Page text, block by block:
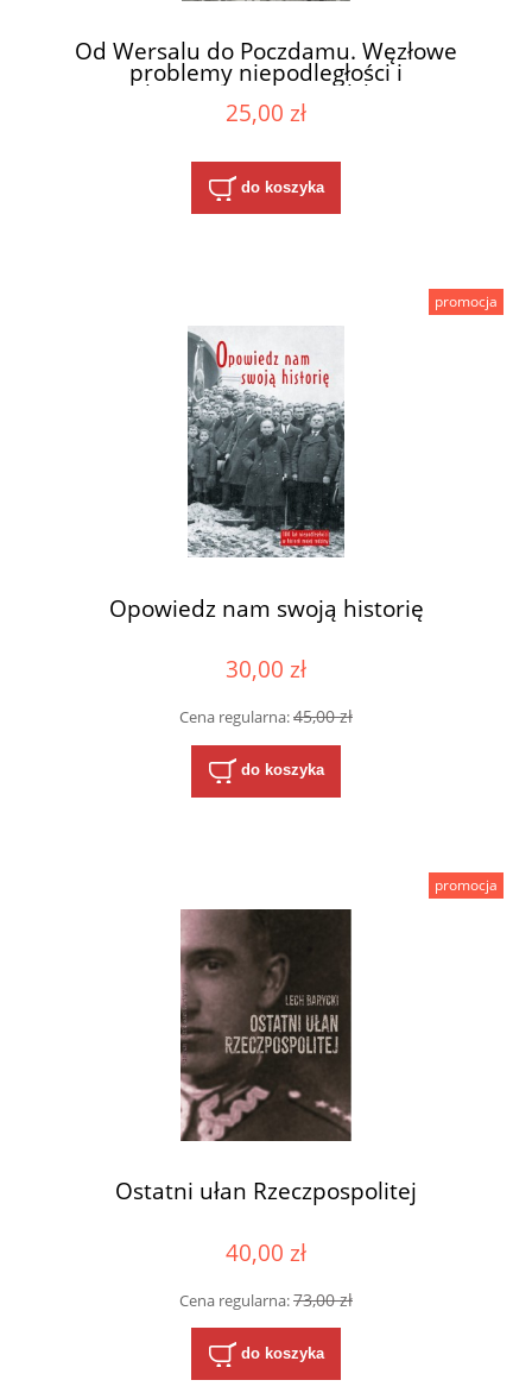
Od Wersalu do Poczdamu. Węzłowe
problemy niepodległości i
bezpieczeństwa Polski.
25,00 zł
do koszyka
Opowiedz nam swoją historię
30,00 zł
Cena regularna:45,00 zł
do koszyka
promocja
Ostatni ułan Rzeczpospolitej
40,00 zł
Cena regularna:73,00 zł
do koszyka
promocja